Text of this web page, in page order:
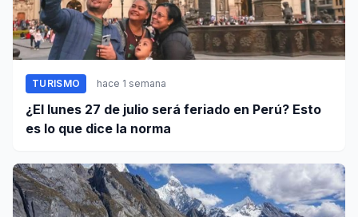
TURISMO hace 1 semana
¿El lunes 27 de julio será feriado en Perú? Esto
es lo que dice la norma